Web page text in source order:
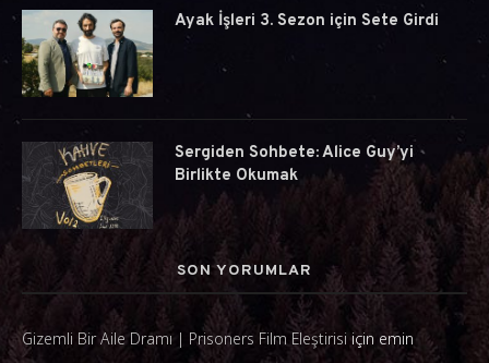
Ayak İşleri 3. Sezon için Sete Girdi
Sergiden Sohbete: Alice Guy’yi
Birlikte Okumak
SON YORUMLAR
Gizemli Bir Aile Dramı | Prisoners Film Eleştirisi için emin